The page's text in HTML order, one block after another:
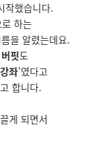
작했습니다.
하는
을 알렸는데요.
핏도
좌'였다고
합니다.
게 되면서